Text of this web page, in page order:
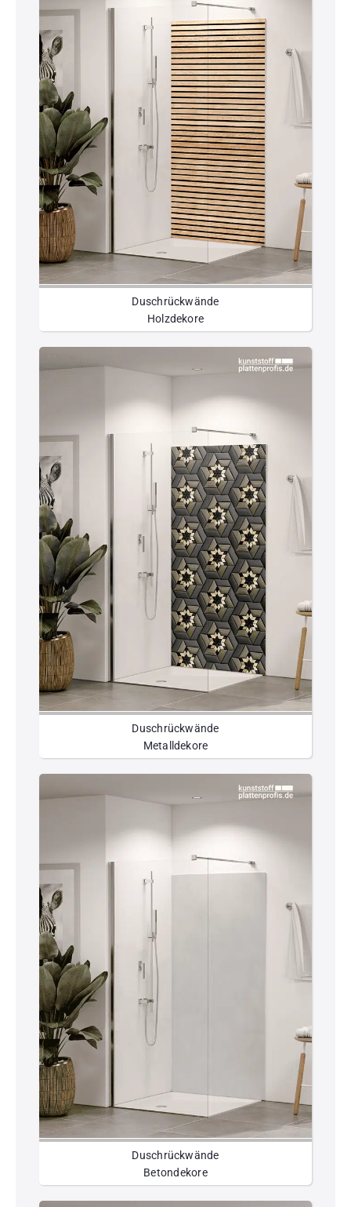
Duschrückwände
Holzdekore
Duschrückwände
Metalldekore
Duschrückwände
Betondekore